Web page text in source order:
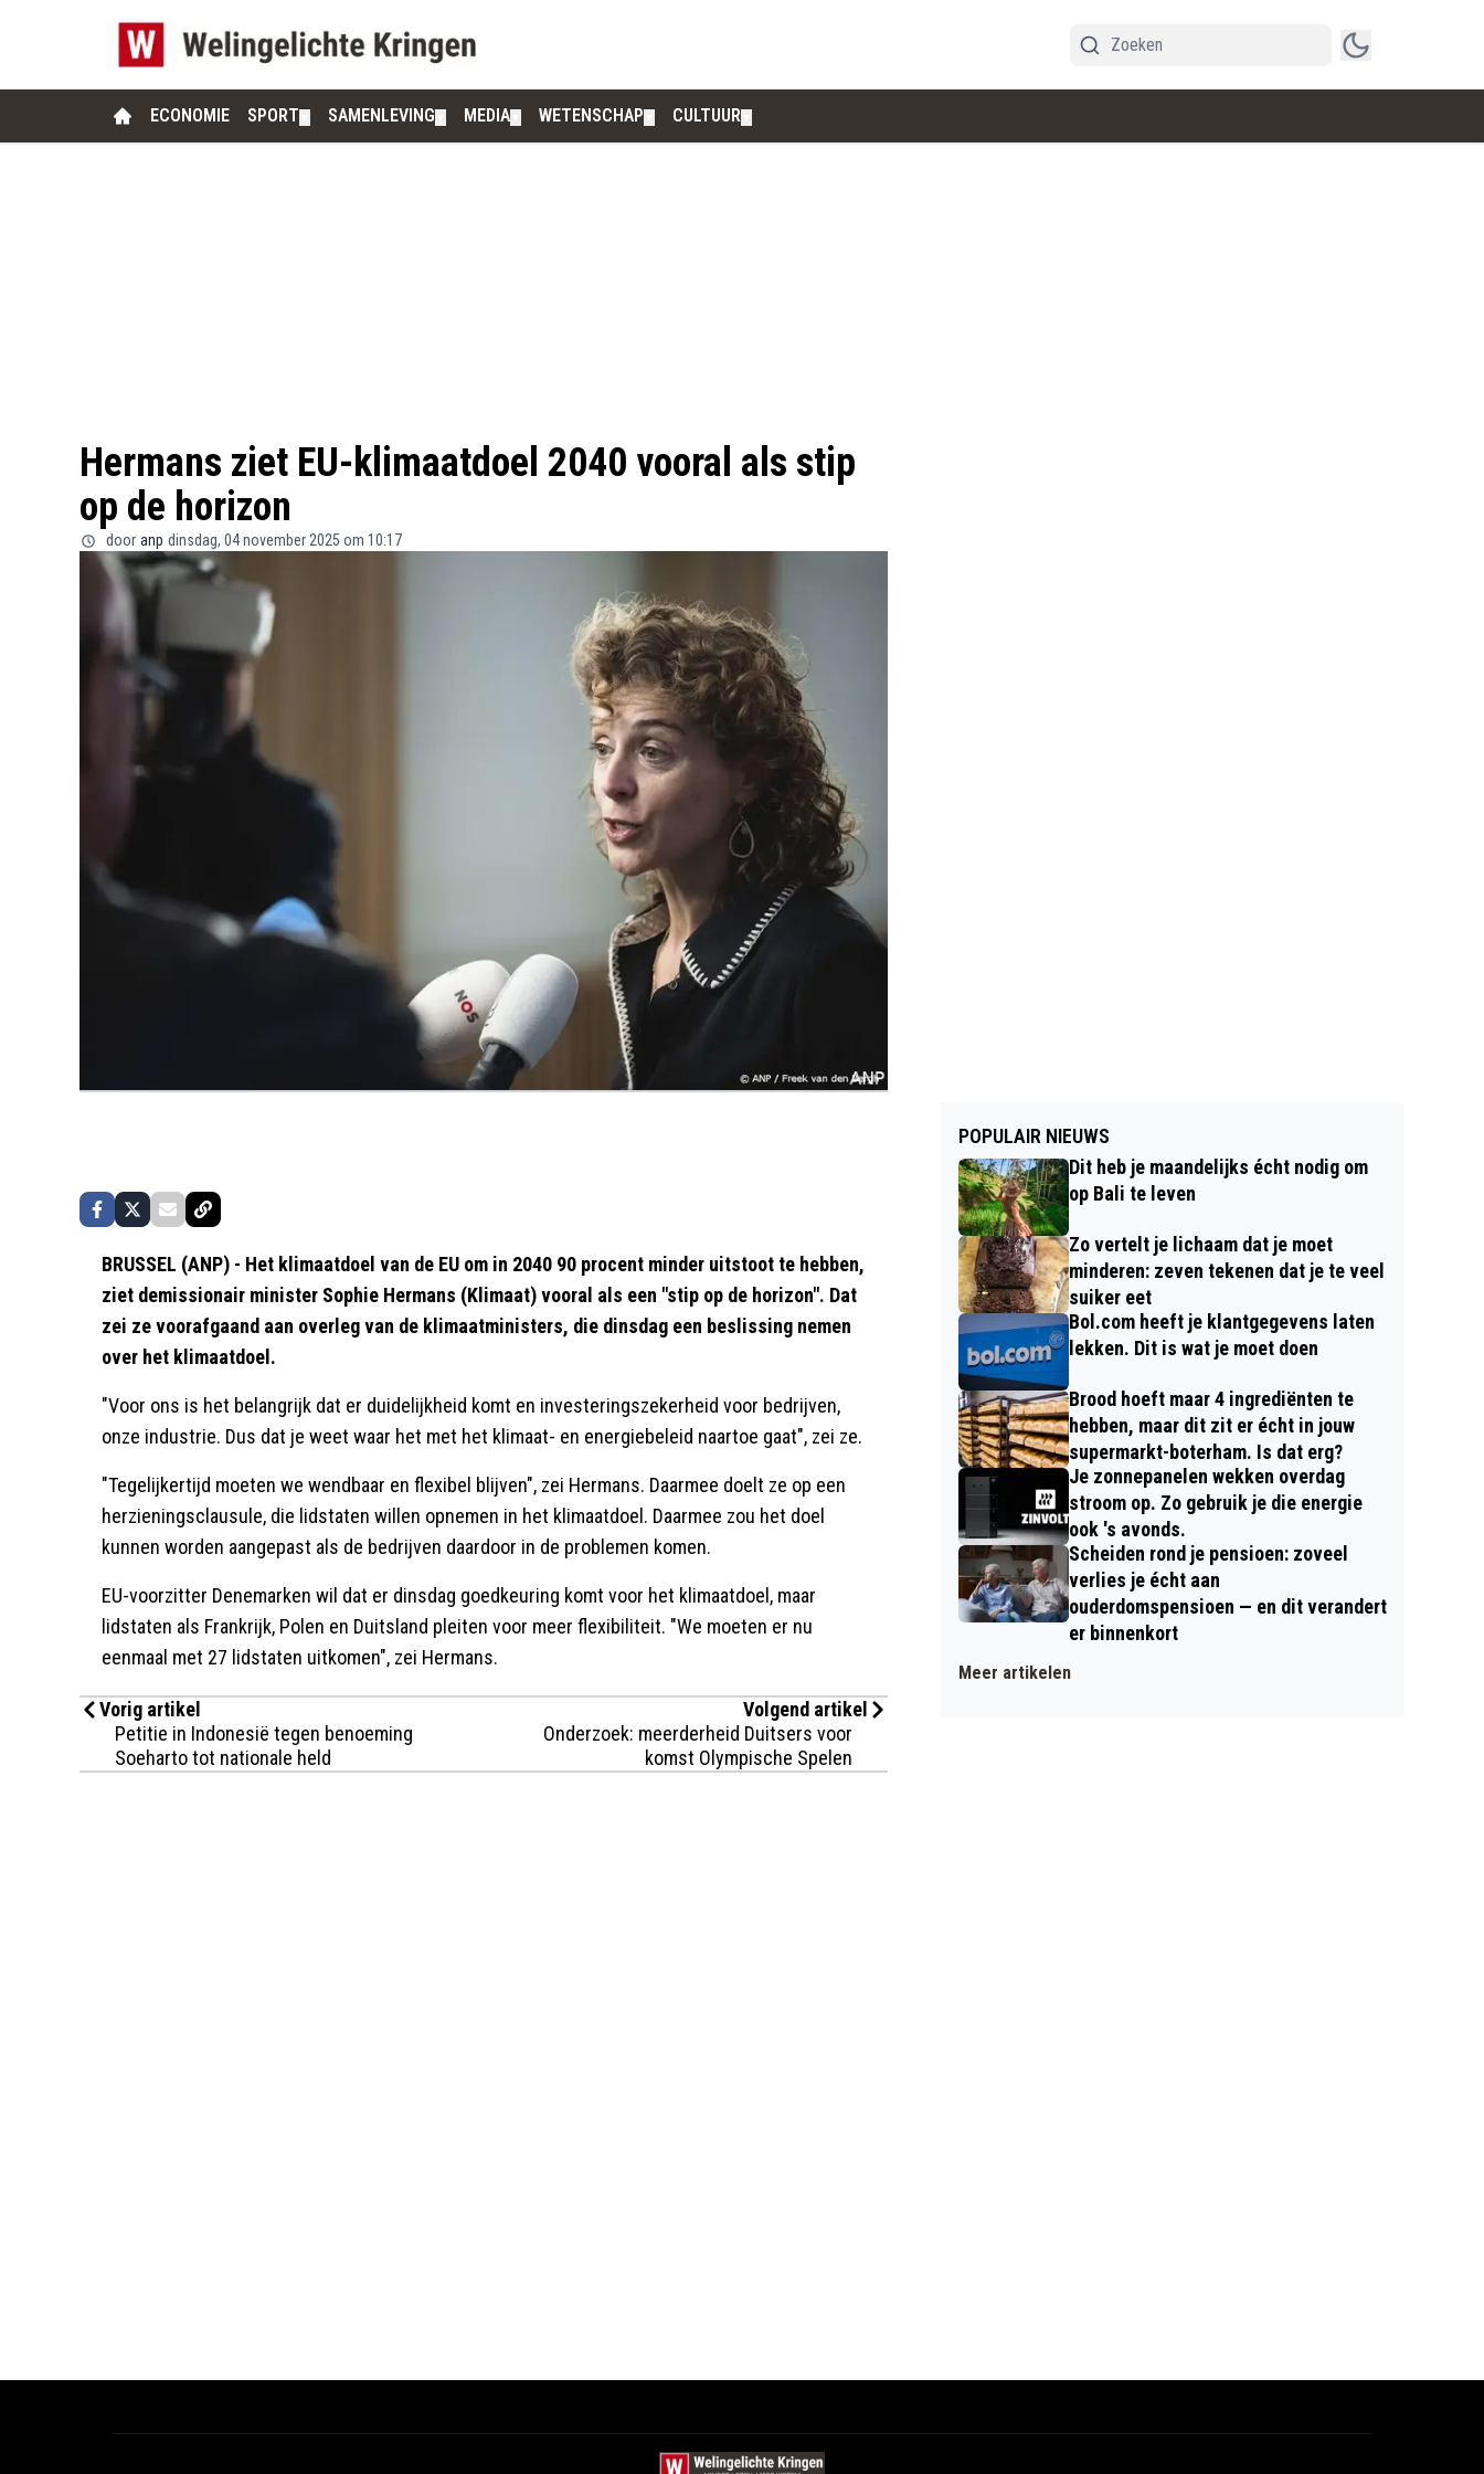
ECONOMIE SPORT SAMENLEVING MEDIA WETENSCHAP CULTUUR
Hermans ziet EU-klimaatdoel 2040 vooral als stip
op de horizon
door anp dinsdag, 04 november 2025 om 10:17
BRUSSEL (ANP) - Het klimaatdoel van de EU om in 2040 90 procent minder uitstoot te hebben,
ziet demissionair minister Sophie Hermans (Klimaat) vooral als een "stip op de horizon". Dat
zei ze voorafgaand aan overleg van de klimaatministers, die dinsdag een beslissing nemen
over het klimaatdoel.
"Voor ons is het belangrijk dat er duidelijkheid komt en investeringszekerheid voor bedrijven,
onze industrie. Dus dat je weet waar het met het klimaat- en energiebeleid naartoe gaat", zei ze.
"Tegelijkertijd moeten we wendbaar en flexibel blijven", zei Hermans. Daarmee doelt ze op een
herzieningsclausule, die lidstaten willen opnemen in het klimaatdoel. Daarmee zou het doel
kunnen worden aangepast als de bedrijven daardoor in de problemen komen.
EU-voorzitter Denemarken wil dat er dinsdag goedkeuring komt voor het klimaatdoel, maar
lidstaten als Frankrijk, Polen en Duitsland pleiten voor meer flexibiliteit. "We moeten er nu
eenmaal met 27 lidstaten uitkomen", zei Hermans.
Vorig artikel
Petitie in Indonesië tegen benoeming
Soeharto tot nationale held
Volgend artikel
Onderzoek: meerderheid Duitsers voor
komst Olympische Spelen
POPULAIR NIEUWS
Dit heb je maandelijks écht nodig om
op Bali te leven
Zo vertelt je lichaam dat je moet
minderen: zeven tekenen dat je te veel
suiker eet
Bol.com heeft je klantgegevens laten
lekken. Dit is wat je moet doen
Brood hoeft maar 4 ingrediënten te
hebben, maar dit zit er écht in jouw
supermarkt-boterham. Is dat erg?
Je zonnepanelen wekken overdag
stroom op. Zo gebruik je die energie
ook 's avonds.
Scheiden rond je pensioen: zoveel
verlies je écht aan
ouderdomspensioen — en dit verandert
er binnenkort
Meer artikelen